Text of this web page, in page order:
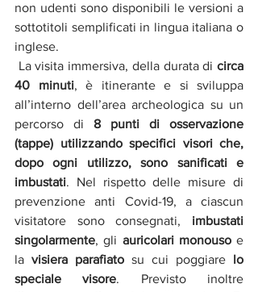
non udenti sono disponibili le versioni a
sottotitoli semplificati in lingua italiana o
inglese.
La visita immersiva, della durata di circa
40 minuti, è itinerante e si sviluppa
all’interno dell’area archeologica su un
percorso di 8 punti di osservazione
(tappe) utilizzando specifici visori che,
dopo ogni utilizzo, sono sanificati e
imbustati. Nel rispetto delle misure di
prevenzione anti Covid-19, a ciascun
visitatore sono consegnati, imbustati
singolarmente, gli auricolari monouso e
la visiera parafiato su cui poggiare lo
speciale visore. Previsto inoltre